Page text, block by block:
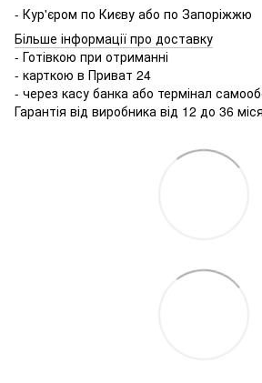
- Кур'єром по Києву або по Запоріжжю
Більше інформації про доставку
- Готівкою при отриманні
- карткою в Приват 24
- через касу банка або термінал
Гарантія від виробника від 12 до 36